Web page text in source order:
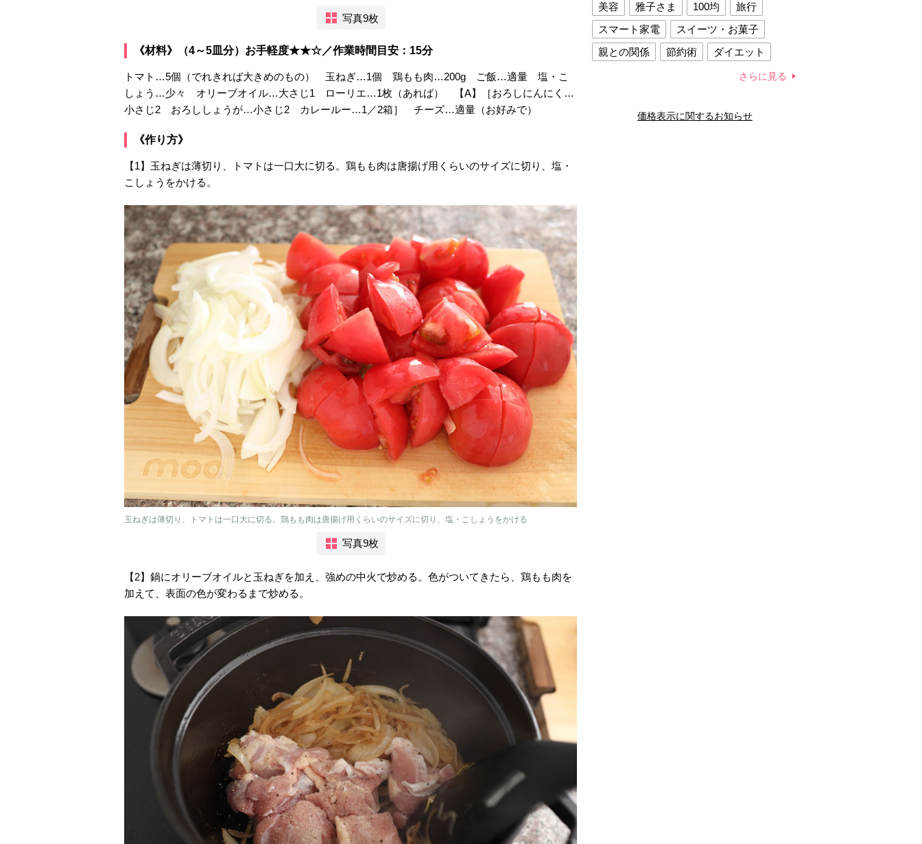
写真9枚
《材料》（4～5皿分）お手軽度★★☆／作業時間目安：15分
トマト…5個（でれきれば大きめのもの） 玉ねぎ…1個 鶏もも肉…200g ご飯…適量 塩・こ
しょう…少々 オリーブオイル…大さじ1 ローリエ…1枚（あれば） 【A】［おろしにんにく…
小さじ2 おろししょうが…小さじ2 カレールー…1／2箱］ チーズ…適量（お好みで）
《作り方》
【1】玉ねぎは薄切り、トマトは一口大に切る。鶏もも肉は唐揚げ用くらいのサイズに切り、塩・
こしょうをかける。
玉ねぎは薄切り、トマトは一口大に切る。鶏もも肉は唐揚げ用くらいのサイズに切り、塩・こしょうをかける
写真9枚
【2】鍋にオリーブオイルと玉ねぎを加え、強めの中火で炒める。色がついてきたら、鶏もも肉を
加えて、表面の色が変わるまで炒める。
美容 雅子さま 100均
旅行
スマート家電
スイーツ・お菓子
親との関係
節約術
ダイエット
夫との関係
新津春子 どか食い
さらに見る
価格表示に関するお知らせ